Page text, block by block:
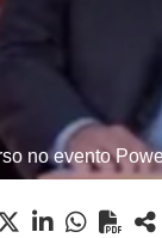
no evento